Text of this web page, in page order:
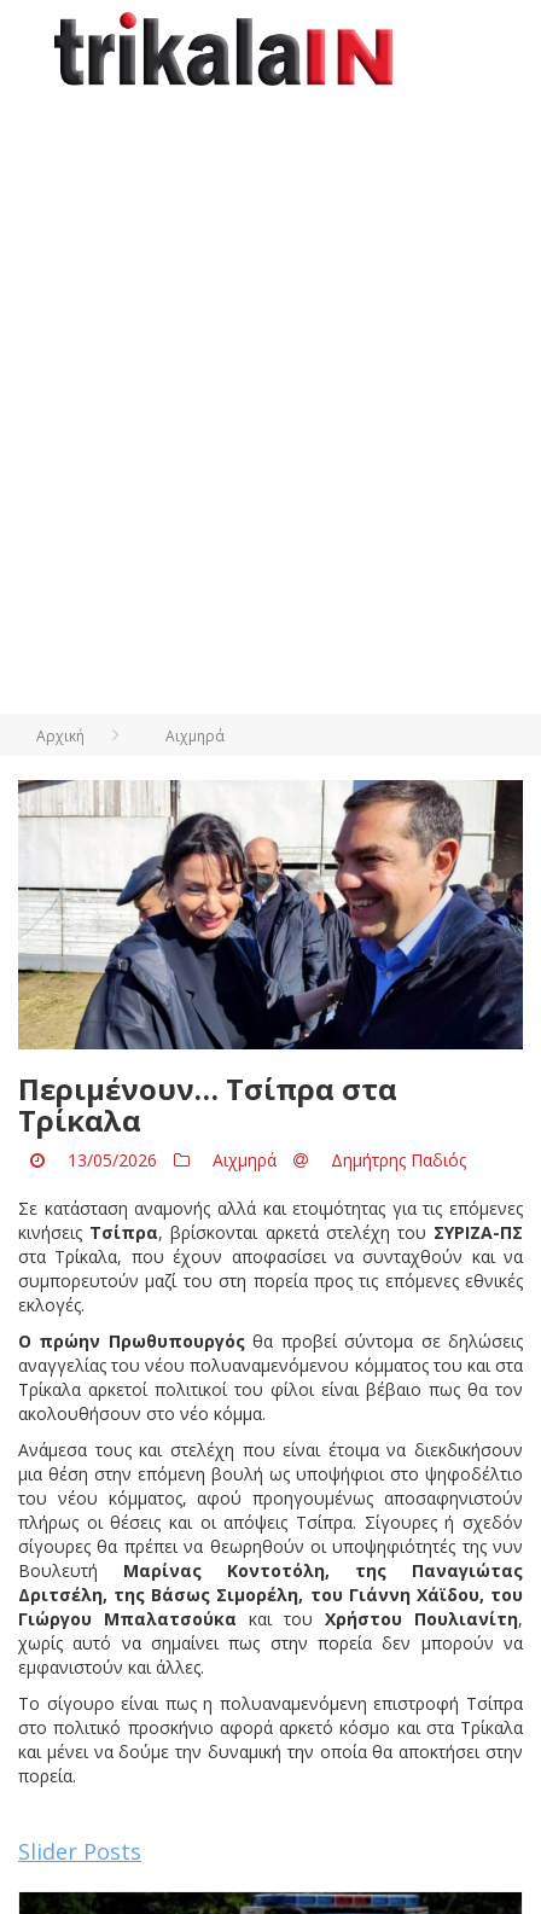
Αρχική Αιχμηρά
Περιμένουν… Τσίπρα στα
Τρίκαλα
13/05/2026 Αιχμηρά Δημήτρης Παδιός
Σε κατάσταση αναμονής αλλά και ετοιμότητας για τις επόμενες
κινήσεις Τσίπρα, βρίσκονται αρκετά στελέχη του ΣΥΡΙΖΑ-ΠΣ
στα Τρίκαλα, που έχουν αποφασίσει να συνταχθούν και να
συμπορευτούν μαζί του στη πορεία προς τις επόμενες εθνικές
εκλογές.
Ο πρώην Πρωθυπουργόςθα προβεί σύντομα σε δηλώσεις
αναγγελίας του νέου πολυαναμενόμενου κόμματος του και στα
Τρίκαλα αρκετοί πολιτικοί του φίλοι είναι βέβαιο πως θα τον
ακολουθήσουν στο νέο κόμμα.
Ανάμεσα τους και στελέχη που είναι έτοιμα να διεκδικήσουν
μια θέση στην επόμενη βουλή ως υποψήφιοι στο ψηφοδέλτιο
του νέου κόμματος, αφού προηγουμένως αποσαφηνιστούν
πλήρως οι θέσεις και οι απόψεις Τσίπρα. Σίγουρες ή σχεδόν
σίγουρες θα πρέπει να θεωρηθούν οι υποψηφιότητές της νυν
Βουλευτή Μαρίνας Κοντοτόλη, της Παναγιώτας
Δριτσέλη, της Βάσως Σιμορέλη, του Γιάννη Χάϊδου, του
Γιώργου Μπαλατσούκα και του Χρήστου Πουλιανίτη,
χωρίς αυτό να σημαίνει πως στην πορεία δεν μπορούν να
εμφανιστούν και άλλες.
Το σίγουρο είναι πως η πολυαναμενόμενη επιστροφή Τσίπρα
στο πολιτικό προσκήνιο αφορά αρκετό κόσμο και στα Τρίκαλα
και μένει να δούμε την δυναμική την οποία θα αποκτήσει στην
πορεία.
Slider Posts